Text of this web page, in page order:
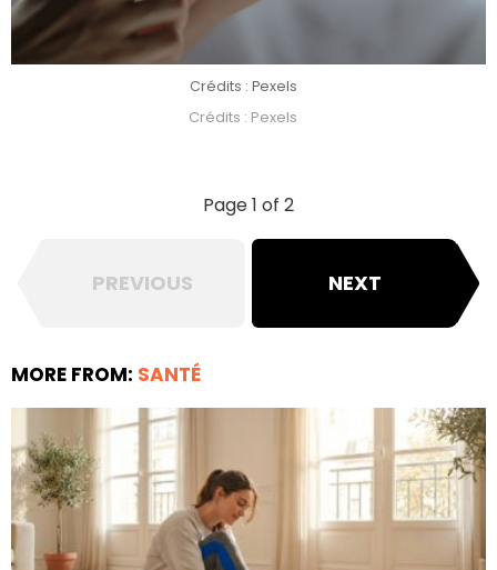
Crédits : Pexels
Crédits : Pexels
Page 1 of 2
PREVIOUS NEXT
MORE FROM: SANTÉ